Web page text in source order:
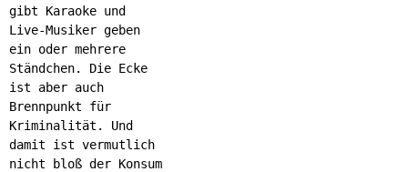
gibt Karaoke und
Live-Musiker geben
ein oder mehrere
Ständchen. Die Ecke
ist aber auch
Brennpunkt für
Kriminalität. Und
damit ist vermutlich
nicht bloß der Konsum